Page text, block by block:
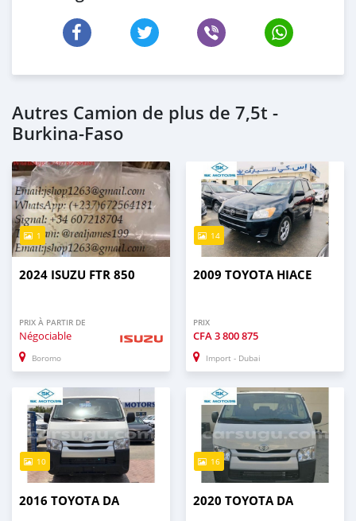
Autres Camion de plus de 7,5t -
Burkina-Faso
1
2024 ISUZU FTR 850
PRIX À PARTIR DE
Négociable
Boromo
14
2009 TOYOTA HIACE
PRIX
CFA3 800 875
Import - Dubai
10
2016 TOYOTA DA
16
2020 TOYOTA DA